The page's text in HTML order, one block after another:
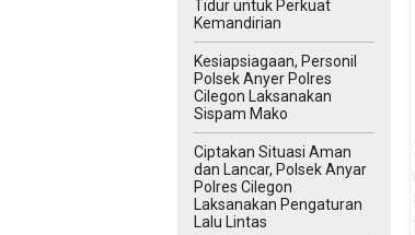
Tidur untuk Perkuat
Kemandirian
Kesiapsiagaan, Personil
Polsek Anyer Polres
Cilegon Laksanakan
Sispam Mako
Ciptakan Situasi Aman
dan Lancar, Polsek Anyar
Polres Cilegon
Laksanakan Pengaturan
Lalu Lintas